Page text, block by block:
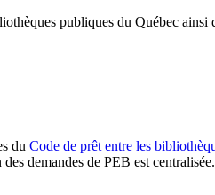
publiques du Québec ainsi
du Code de prêt entre les
demandes de PEB est centralisée.